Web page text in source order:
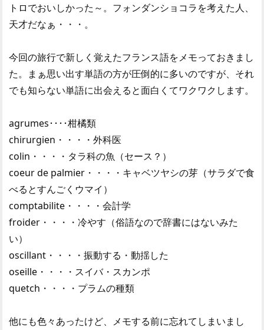
トロでおいしかった～。フォンダンショコラを考えた人、
天才だなぁ・・・。
今回の旅行で新しく覚えたフランス語をメモっておきまし
た。まぁ思い出す単語の方が圧倒的に多いのですが、それ
でも知らない単語に出会えると面白くてワクワクします。
agrumes････柑橘類
chirurgien・・・・外科医
colin・・・・タラ科の魚（セース？）
coeur de palmier・・・・キャベツヤシの芽（サラダで食
べるとすんごくウマイ）
comptabilite・・・・会計学
froider・・・・冷やす（俗語なので辞書にはないみた
い）
oscillant・・・・振動する・動揺した
oseille・・・・スイバ・スカンポ
quetch・・・・プラムの種類
他にも色々あったけど、メモする前に忘れてしまいまし